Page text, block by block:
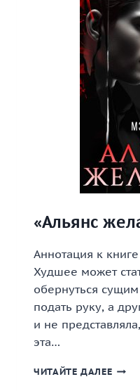
«Альянс
Аннотация к
Худшее может
обернуться
подать руку, а
и не
эта…
ЧИТАЙТЕ ДАЛЕЕ